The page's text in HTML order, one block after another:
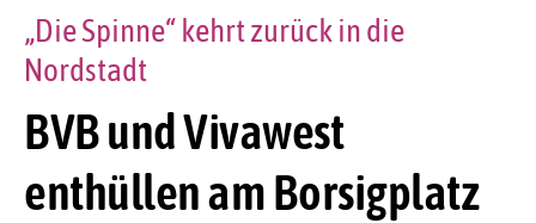
BVB und Vivawest
enthüllen am Borsigplatz
„Die Spinne“ kehrt zurück in die
Nordstadt